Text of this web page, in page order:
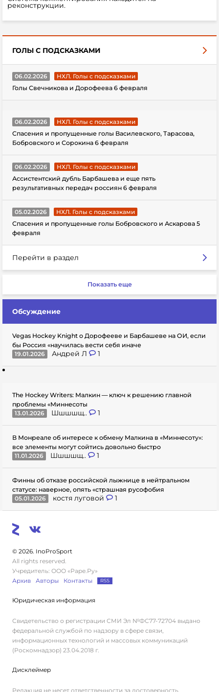
реконструкции.
ГОЛЫ С ПОДСКАЗКАМИ
06.02.2026
НХЛ. Голы с подсказками
Голы Свечникова и Дорофеева 6 февраля
06.02.2026
НХЛ. Голы с подсказками
Спасения и пропущенные голы Василевского, Тарасова,
Бобровского и Сорокина 6 февраля
06.02.2026
НХЛ. Голы с подсказками
Ассистентский дубль Барбашева и еще пять
результативных передач россиян 6 февраля
05.02.2026
НХЛ. Голы с подсказками
Спасения и пропущенные голы Бобровского и Аскарова 5
февраля
Перейти в раздел
Показать еще
Обсуждение
Vegas Hockey Knight о Дорофееве и Барбашеве на ОИ, если
бы Россия «научилась вести себя иначе
19.01.2026
Андрей Л 1
The Hockey Writers: Малкин — ключ к решению главной
проблемы «Миннесоты
13.01.2026
Шшшшщ.. 1
В Монреале об интересе к обмену Малкина в «Миннесоту»:
все элементы могут сойтись довольно быстро
11.01.2026
Шшшшщ.. 1
Финны об отказе российской лыжнице в нейтральном
статусе: наверное, опять «страшная русофобия
05.01.2026
костя луговой 1
© 2026. InoProSport
All rights reserved.
Учредитель: ООО «Раре.Ру»
Архив
Авторы Контакты RSS
Юридическая информация
Свидетельство о регистрации СМИ Эл №ФС77-72704 выдано
федеральной службой по надзору в сфере связи,
информационных технологий и массовых коммуникаций
(Роскомнадзор) 23.04.2018 г.
Дисклеймер
Редакция не несет ответственности за достоверность